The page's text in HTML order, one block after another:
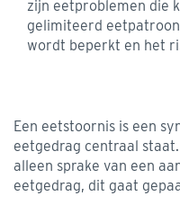
zijn eetproblemen die
gelimiteerd
wordt beperkt en het
Een eetstoornis is een
eetgedrag centraal
alleen sprake van een
eetgedrag, dit gaat